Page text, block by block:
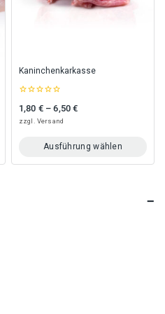
Kaninchenkarkasse
out
of
1,80 € –6,50€Preisspanne: 1,80 € bis 6,50 €
zzgl. Versand
Ausführung wählen
Dieses